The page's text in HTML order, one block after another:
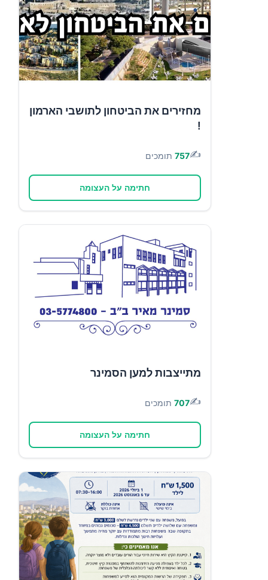
מחזירים את הביטחון לתושבי הארמון
!
✍️
757 תומכים
חתימה על העצומה
מתייצבות למען הסמינר
✍️
707 תומכים
חתימה על העצומה